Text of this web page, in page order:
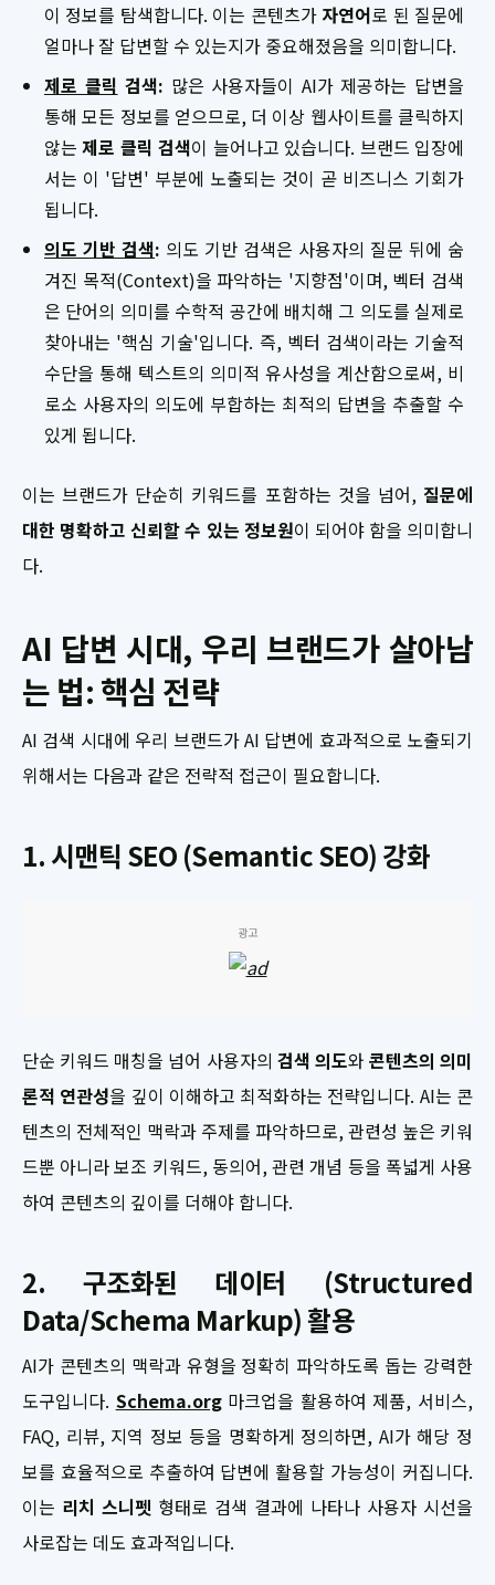
이 정보를 탐색합니다. 이는 콘텐츠가 자연어로 된 질문에
얼마나 잘 답변할 수 있는지가 중요해졌음을 의미합니다.
제로 클릭 검색: 많은 사용자들이 AI가 제공하는 답변을
통해 모든 정보를 얻으므로, 더 이상 웹사이트를 클릭하지
않는제로 클릭 검색이 늘어나고 있습니다. 브랜드 입장에
서는 이 '답변' 부분에 노출되는 것이 곧 비즈니스 기회가
됩니다.
의도 기반 검색: 의도 기반 검색은 사용자의 질문 뒤에 숨
겨진 목적(Context)을 파악하는 '지향점'이며, 벡터 검색
은 단어의 의미를 수학적 공간에 배치해 그 의도를 실제로
찾아내는 '핵심 기술'입니다. 즉, 벡터 검색이라는 기술적
수단을 통해 텍스트의 의미적 유사성을 계산함으로써, 비
로소 사용자의 의도에 부합하는 최적의 답변을 추출할 수
있게 됩니다.
이는 브랜드가 단순히 키워드를 포함하는 것을 넘어, 질문에
대한 명확하고 신뢰할 수 있는 정보원이 되어야 함을 의미합니
다.
AI 답변 시대, 우리 브랜드가 살아남
는 법: 핵심 전략
AI 검색 시대에 우리 브랜드가 AI 답변에 효과적으로 노출되기
위해서는 다음과 같은 전략적 접근이 필요합니다.
1. 시맨틱 SEO (Semantic SEO) 강화
광고
단순 키워드 매칭을 넘어 사용자의 검색 의도와 콘텐츠의 의미
론적 연관성을 깊이 이해하고 최적화하는 전략입니다. AI는 콘
텐츠의 전체적인 맥락과 주제를 파악하므로, 관련성 높은 키워
드뿐 아니라 보조 키워드, 동의어, 관련 개념 등을 폭넓게 사용
하여 콘텐츠의 깊이를 더해야 합니다.
2. 구조화된 데이터 (Structured
Data/Schema Markup) 활용
AI가 콘텐츠의 맥락과 유형을 정확히 파악하도록 돕는 강력한
도구입니다. Schema.org마크업을 활용하여 제품, 서비스,
FAQ, 리뷰, 지역 정보 등을 명확하게 정의하면, AI가 해당 정
보를 효율적으로 추출하여 답변에 활용할 가능성이 커집니다.
이는 리치 스니펫 형태로 검색 결과에 나타나 사용자 시선을
사로잡는 데도 효과적입니다.